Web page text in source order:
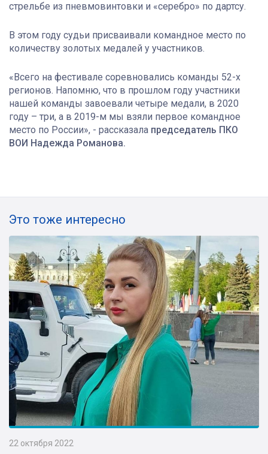
стрельбе из пневмовинтовки и «серебро» по дартсу.
В этом году судьи присваивали командное место по
количеству золотых медалей у участников.
«Всего на фестивале соревновались команды 52-х
регионов. Напомню, что в прошлом году участники
нашей команды завоевали четыре медали, в 2020
году – три, а в 2019-м мы взяли первое командное
место по России», - рассказала председатель ПКО
ВОИ Надежда Романова.
Это тоже интересно
22 октября 2022